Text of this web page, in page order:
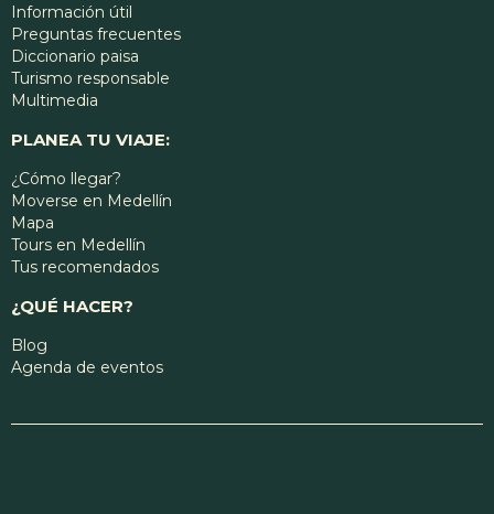
Información útil
Preguntas frecuentes
Diccionario paisa
Turismo responsable
Multimedia
PLANEA TU VIAJE:
¿Cómo llegar?
Moverse en Medellín
Mapa
Tours en Medellín
Tus recomendados
¿QUÉ HACER?
Blog
Agenda de eventos